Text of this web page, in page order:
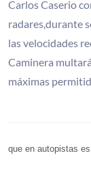
Carlos Caserio
radares,durante
las velocidades
Caminera
máximas
que en autopistas